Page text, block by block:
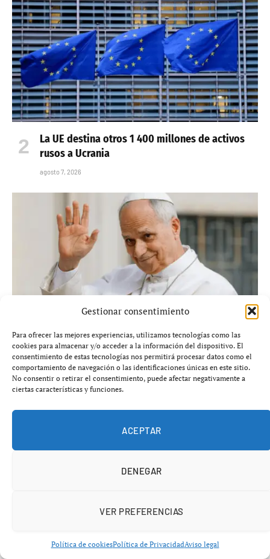
Gestionar consentimiento
Para ofrecer las mejores experiencias, utilizamos tecnologías como las
cookies para almacenar y/o acceder a la información del dispositivo. El
consentimiento de estas tecnologías nos permitirá procesar datos como el
comportamiento de navegación o las identificaciones únicas en este sitio.
No consentir o retirar el consentimiento, puede afectar negativamente a
ciertas características y funciones.
ACEPTAR
DENEGAR
VER PREFERENCIAS
Política de cookiesPolítica de PrivacidadAviso legal
La UE destina otros 1 400 millones de activos
rusos a Ucrania
agosto 7, 2026
León XIV viajará a Francia en septiembre: París,
Lourdes y Metz, ejes de una visita marcada por
la fe y las raíces de Europa